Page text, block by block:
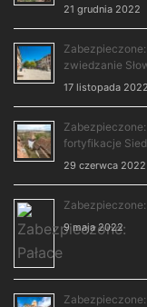
21 grudnia 2022
zwiedzanie
17 listopada 2022
fortyfikacje
29 czerwca 2022
Zabezpieczone:
9 maja 2022